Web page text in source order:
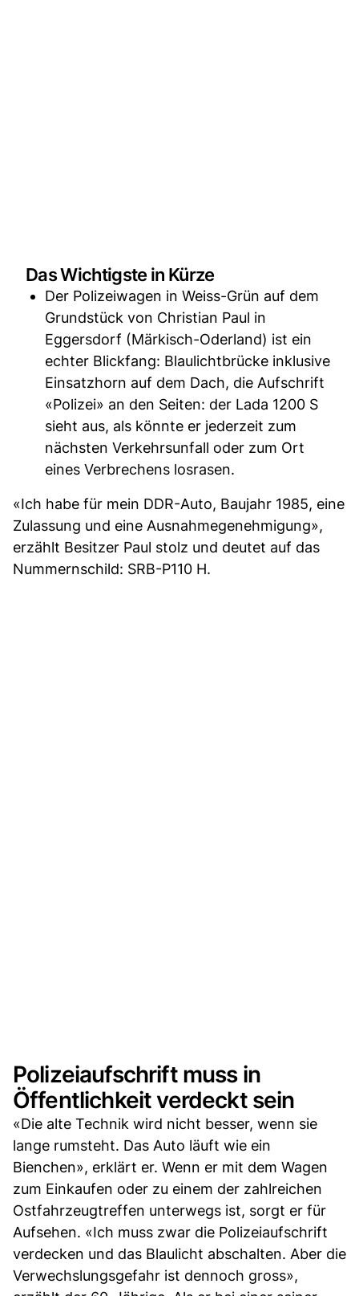
Das Wichtigste in Kürze
Der Polizeiwagen in Weiss-Grün auf dem
Grundstück von Christian Paul in
Eggersdorf (Märkisch-Oderland) ist ein
echter Blickfang: Blaulichtbrücke inklusive
Einsatzhorn auf dem Dach, die Aufschrift
«Polizei» an den Seiten: der Lada 1200 S
sieht aus, als könnte er jederzeit zum
nächsten Verkehrsunfall oder zum Ort
eines Verbrechens losrasen.
«Ich habe für mein DDR-Auto, Baujahr 1985, eine
Zulassung und eine Ausnahmegenehmigung»,
erzählt Besitzer Paul stolz und deutet auf das
Nummernschild: SRB-P110 H.
Polizeiaufschrift muss in
Öffentlichkeit verdeckt sein
«Die alte Technik wird nicht besser, wenn sie
lange rumsteht. Das Auto läuft wie ein
Bienchen», erklärt er. Wenn er mit dem Wagen
zum Einkaufen oder zu einem der zahlreichen
Ostfahrzeugtreffen unterwegs ist, sorgt er für
Aufsehen. «Ich muss zwar die Polizeiaufschrift
verdecken und das Blaulicht abschalten. Aber die
Verwechslungsgefahr ist dennoch gross»,